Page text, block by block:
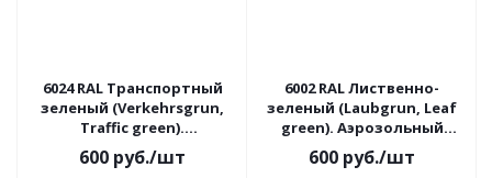
6024 RAL Транспортный
зеленый (Verkehrsgrun,
Traffic green).
Аэрозольный баллон с
краской
600 руб./шт
6002 RAL Лиственно-
зеленый (Laubgrun, Leaf
green). Аэрозольный
баллон с краской
600 руб./шт